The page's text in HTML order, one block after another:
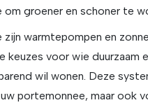
om groener en schoner te
zijn warmtepompen en
keuzes voor wie duurzaam
wil wonen. Deze
portemonnee, maar ook